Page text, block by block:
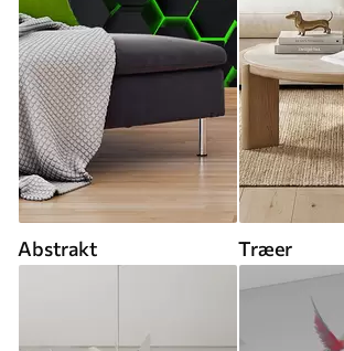
Abstrakt Træer